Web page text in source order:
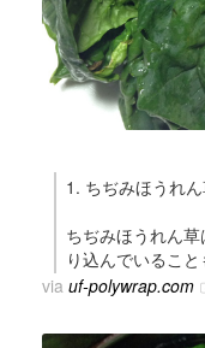
1. ちぢみほうれん
ちぢみほうれん
り込んでいること
via uf-polywrap.com